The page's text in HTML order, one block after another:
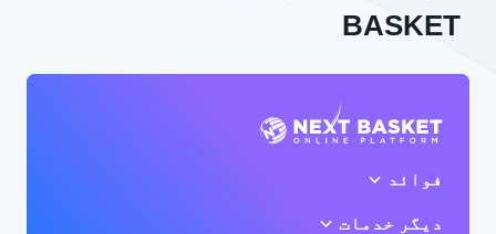
BASKET
فوائد
دیگر خدمات